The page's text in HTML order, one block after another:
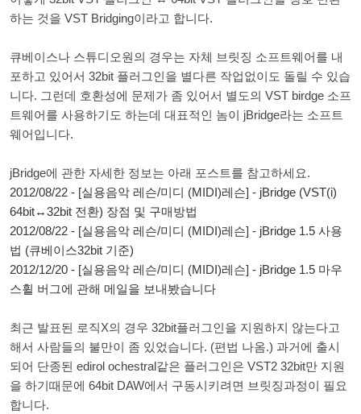
하는 것을 VST Bridging이라고 합니다.
큐베이스나 스튜디오원의 경우는 자체 브릿징 소프트웨어를 내
포하고 있어서 32bit 플러그인을 별다른 작업없이도 돌릴 수 있습
니다. 그런데 호환성에 문제가 좀 있어서 별도의 VST birdge 소프
트웨어를 사용하기도 하는데 대표적인 놈이 jBridge라는 소프트
웨어입니다.
jBridge에 관한 자세한 정보는 아래 포스트를 참고하세요.
2012/08/22 - [실용음악 레슨/미디 (MIDI)레슨] - jBridge (VST(i)
64bit↔32bit 전환) 장점 및 구매방법
2012/08/22 - [실용음악 레슨/미디 (MIDI)레슨] - jBridge 1.5 사용
법 (큐베이스32bit 기준)
2012/12/20 - [실용음악 레슨/미디 (MIDI)레슨] - jBridge 1.5 마우
스휠 버그에 관해 메일을 보내봤습니다
최근 발표된 로직X의 경우 32bit플러그인을 지원하지 않는다고
해서 사람들의 불만이 좀 있었습니다. (편법 나옴.) 과거에 출시
되어 단종된 edirol ochestral같은 플러그인은 VST2 32bit만 지원
을 하기때문에 64bit DAW에서 구동시키려면 브릿징과정이 필요
합니다.